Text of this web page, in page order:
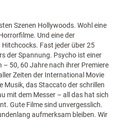
Szenen Hollywoods. Wohl eine
Und eine der
Fast jeder über 25
der Spannung. Psycho ist einer
– 50, 60 Jahre nach ihrer Premiere
Zeiten der International Movie
Musik, das Staccato der schrillen
mit dem Messer – all das hat sich
Gute Filme sind unvergesslich.
aufmerksam bleiben. Wir